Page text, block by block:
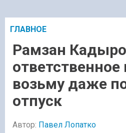
ГЛАВНОЕ
Рамзан
возьму даже
отпуск
Автор: Павел Лопатко